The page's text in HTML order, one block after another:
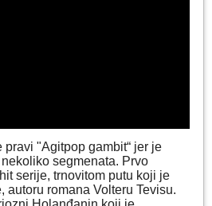
"Agitpop gambit“ jer je
segmenata. Prvo
serije, trnovitom putu koji je
autoru romana Volteru Tevisu.